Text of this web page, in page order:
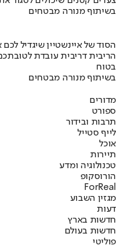
בשיתוף מנורה מבטחים
הסוד של איינשטיין שיגדיל
הריבית דריבית עובדת
בטוח
בשיתוף מנורה מבטחים
מדורים
ספורט
תרבות ובידור
לייף סטייל
אוכל
תיירות
טכנולוגיה ומדע
הורוסקופ
ForReal
מגזין השבוע
דעות
חדשות בארץ
חדשות בעולם
פוליטי